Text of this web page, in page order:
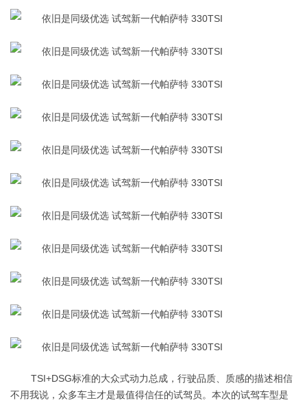
TSI+DSG标准的大众式动力总成，行驶品质、质感的描述相信
不用我说，众多车主才是最值得信任的试驾员。本次的试驾车型是